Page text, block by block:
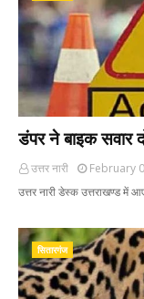
डंपर ने बाइक सवार
उत्तर नारी
February
उत्तर नारी डेस्क उत्तराखण्ड में
सितारगंज